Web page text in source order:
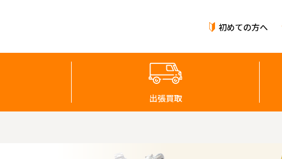
初めての方へ
出張買取